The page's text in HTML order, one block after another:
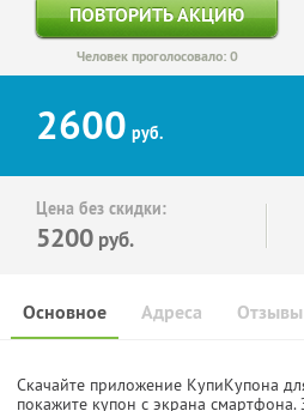
ПОВТОРИТЬ АКЦИЮ
Человек проголосовало: 0
2600 руб.
Цена без скидки:
5200 руб.
Основное Отзывы
Адреса
Скачайте приложение КупиКупона
покажите купон с экрана смартфона.